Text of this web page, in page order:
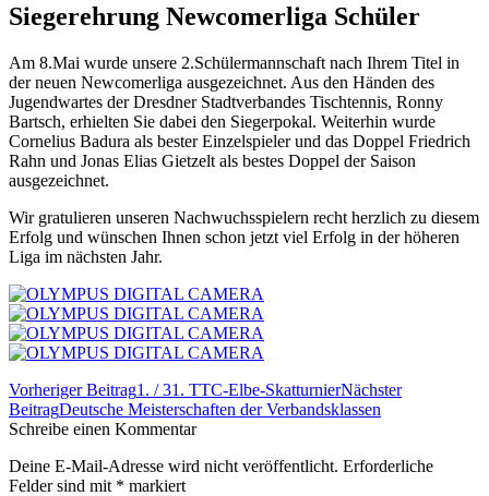
Siegerehrung Newcomerliga Schüler
Am 8.Mai wurde unsere 2.Schülermannschaft nach Ihrem Titel in
der neuen Newcomerliga ausgezeichnet. Aus den Händen des
Jugendwartes der Dresdner Stadtverbandes Tischtennis, Ronny
Bartsch, erhielten Sie dabei den Siegerpokal. Weiterhin wurde
Cornelius Badura als bester Einzelspieler und das Doppel Friedrich
Rahn und Jonas Elias Gietzelt als bestes Doppel der Saison
ausgezeichnet.
Wir gratulieren unseren Nachwuchsspielern recht herzlich zu diesem
Erfolg und wünschen Ihnen schon jetzt viel Erfolg in der höheren
Liga im nächsten Jahr.
Beitrags-
Navigation
Vorheriger Beitrag1. / 31. TTC-Elbe-SkatturnierNächster
BeitragDeutsche Meisterschaften der Verbandsklassen
Schreibe einen Kommentar
Deine E-Mail-Adresse wird nicht veröffentlicht. Erforderliche
Felder sind mit * markiert